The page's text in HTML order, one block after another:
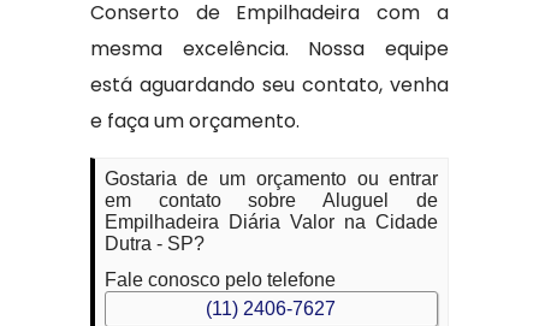
Conserto de Empilhadeira com a
mesma excelência. Nossa equipe
está aguardando seu contato, venha
e faça um orçamento.
Gostaria de um orçamento ou entrar
em contato sobre Aluguel de
Empilhadeira Diária Valor na Cidade
Dutra - SP?
Fale conosco pelo telefone
(11) 2406-7627